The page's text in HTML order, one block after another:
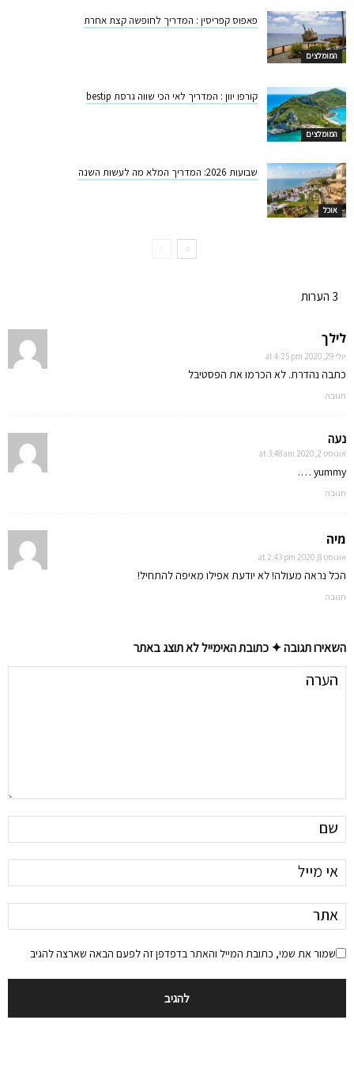
המומלצים
פאפוס קפריסין : המדריך לחופשה קצת אחרת
המומלצים
קורפו יוון : המדריך לאי הכי שווה גרסת bestip
אוכל
שבועות 2026: המדריך המלא מה לעשות השנה
3 הערות
לילך
יולי 29, 2020 at 4:25 pm
כתבה נהדרת. לא הכרמו את הפסטיבל
תגובה
נעה
אוגוסט 2, 2020 at 3:48 am
yummy ….
תגובה
מיה
אוגוסט 8, 2020 at 2:43 pm
הכל נראה מעולה! לא יודעת אפילו מאיפה להתחיל!
תגובה
השאירו תגובה ✦ כתובת האימייל לא תוצג באתר
שמור את שמי, כתובת המייל והאתר בדפדפן זה לפעם הבאה שארצה להגיב